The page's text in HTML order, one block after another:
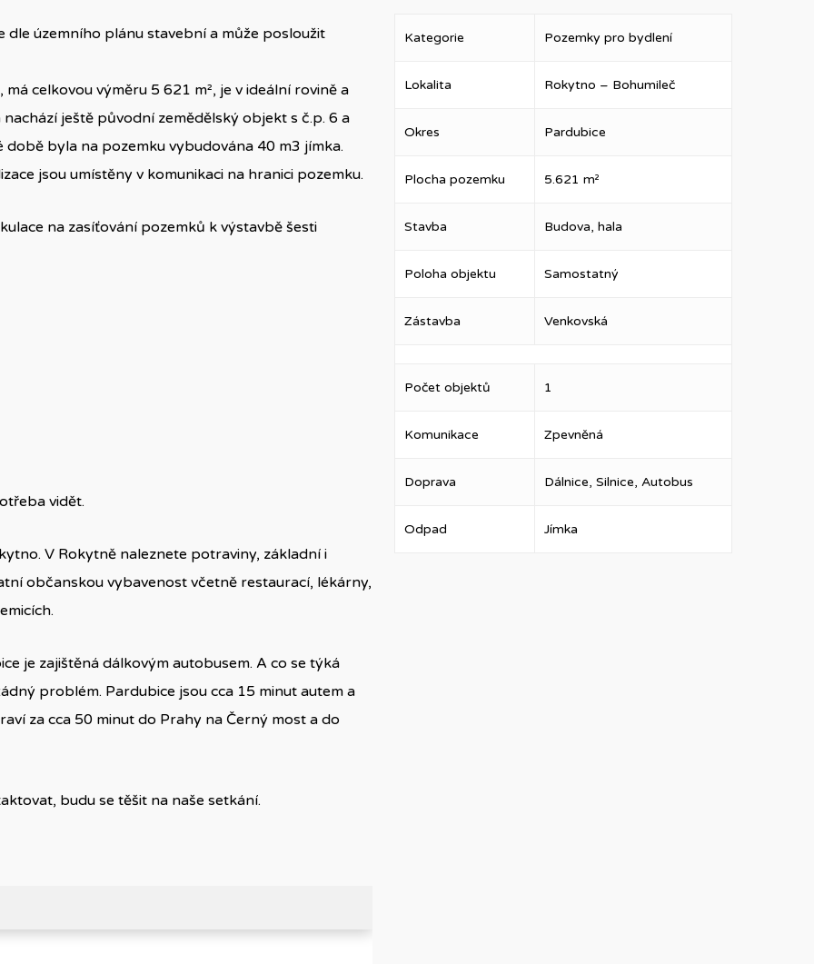
územního plánu stavební a může posloužit
celkovou výměru 5 621 m², je v ideální rovině a
ještě původní zemědělský objekt s č.p. 6 a
byla na pozemku vybudována 40 m3 jímka.
jsou umístěny v komunikaci na hranici pozemku.
na zasíťování pozemků k výstavbě šesti
vidět.
V Rokytně naleznete potraviny, základní i
občanskou vybavenost včetně restaurací, lékárny,
je zajištěná dálkovým autobusem. A co se týká
problém. Pardubice jsou cca 15 minut autem a
za cca 50 minut do Prahy na Černý most a do
budu se těšit na naše setkání.
Kategorie Pozemky pro bydlení
Lokalita Rokytno – Bohumileč
Okres Pardubice
Plocha pozemku 5.621 m²
Stavba Budova, hala
Poloha objektu Samostatný
Zástavba Venkovská
Počet objektů 1
Komunikace Zpevněná
Doprava Dálnice, Silnice, Autobus
Odpad Jímka